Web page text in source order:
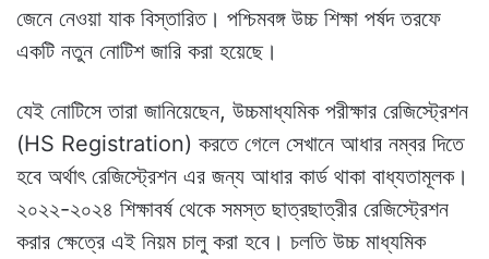
জেনে নেওয়া যাক বিস্তারিত। পশ্চিমবঙ্গ উচ্চ শিক্ষা পর্ষদ তরফে
একটি নতুন নোটিশ জারি করা হয়েছে।
যেই নোটিসে তারা জানিয়েছেন, উচ্চমাধ্যমিক পরীক্ষার রেজিস্ট্রেশন
(HS Registration) করতে গেলে সেখানে আধার নম্বর দিতে
হবে অর্থাৎ রেজিস্ট্রেশন এর জন্য আধার কার্ড থাকা বাধ্যতামূলক।
২০২২-২০২৪ শিক্ষাবর্ষ থেকে সমস্ত ছাত্রছাত্রীর রেজিস্ট্রেশন
করার ক্ষেত্রে এই নিয়ম চালু করা হবে। চলতি উচ্চ মাধ্যমিক